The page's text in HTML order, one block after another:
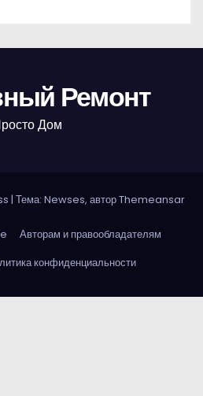
Ремонт
Дом
| Тема: Newses, авторThemeansar
Авторам и правообладателям
конфиденциальности